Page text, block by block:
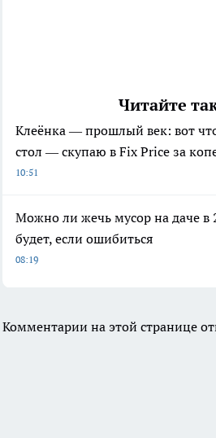
Читайте
Клеёнка — прошлый век: вот
стол — скупаю в Fix Price за
10:51
Можно ли жечь мусор на даче в
будет, если ошибиться
08:19
Комментарии на этой странице